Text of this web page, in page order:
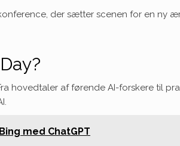
der sætter scenen for en ny
hovedtaler af førende AI-forskere til
med ChatGPT